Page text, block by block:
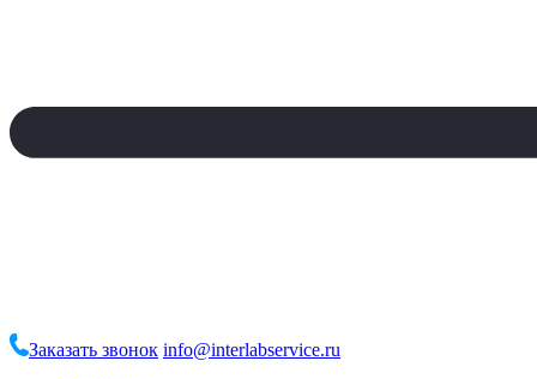
Заказать звонок info@interlabservice.ru